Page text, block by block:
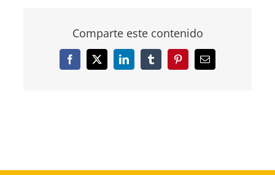
Comparte este contenido
Facebook
X LinkedInTumblrPinterestCorreo
electrónico